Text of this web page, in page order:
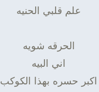
علم قلبي الحنيه
الحرقه شويه
اني البيه
اكبر حسره بهذا الكوكب